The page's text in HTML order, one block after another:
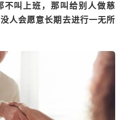
不叫上班，那叫给别人做慈
人会愿意长期去进行一无所